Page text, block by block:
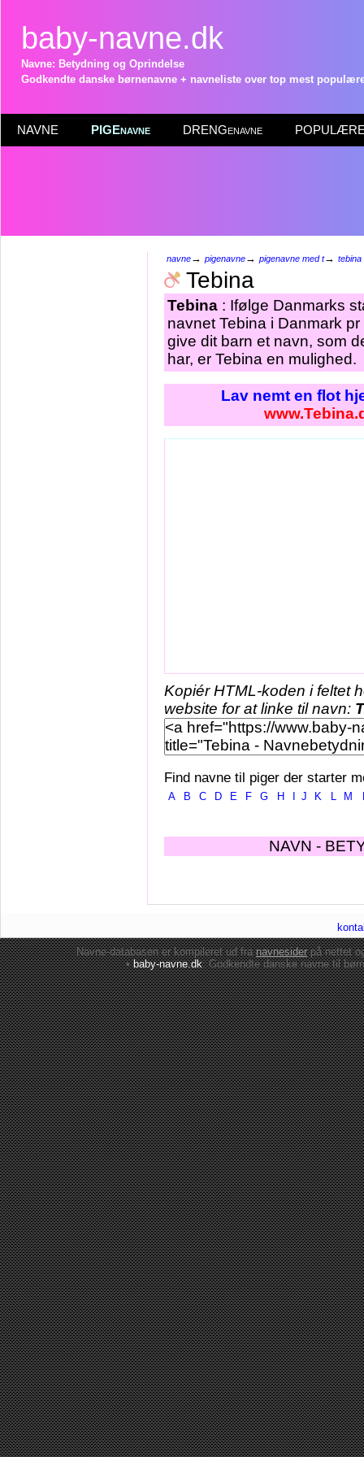
baby-navne.dk
Navne: Betydning og Oprindelse
Godkendte danske børnenavne + navneliste over top mest
NAVNE PIGEnavne DRENGenavne POPULÆRE
navne→ pigenavne→ pigenavne med t→ tebina
Tebina
Tebina : Ifølge Danmarks
navnet Tebina i Danmark
give dit barn et navn, som
har, er Tebina en mulighed.
Lav nemt en flot
Kopiér HTML-koden i feltet
website for at linke til navn:
Find navne til piger der starter
A B C D E F G H J K L M
NAVN -
Navne-databasen er kompileret ud franavnesiderpå nettet
•baby-navne.dk: Godkendte danskenavne til børn